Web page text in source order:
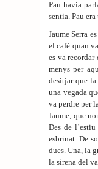
Pau havia
sentia. Pau
Jaume Serra
el cafè quan
es va
menys per
desitjar que
una vegada
va perdre per
Jaume, que
Des de
esbrinat. De
dues. Una, la
la sirena del